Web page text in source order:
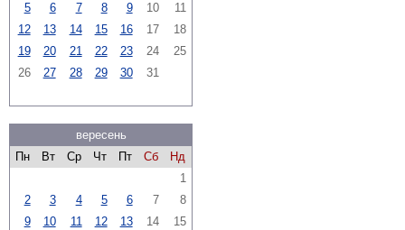
5
6 7 8 9 10
11
12
13 14 15 16 17
18
19
20 21 22 23 24
25
26
27 28 29 30 31
вересень
Пн
Вт Ср Чт Пт Сб
Нд
1
2
3 4 5 6 7
8
9
10 11 12 13 14
15